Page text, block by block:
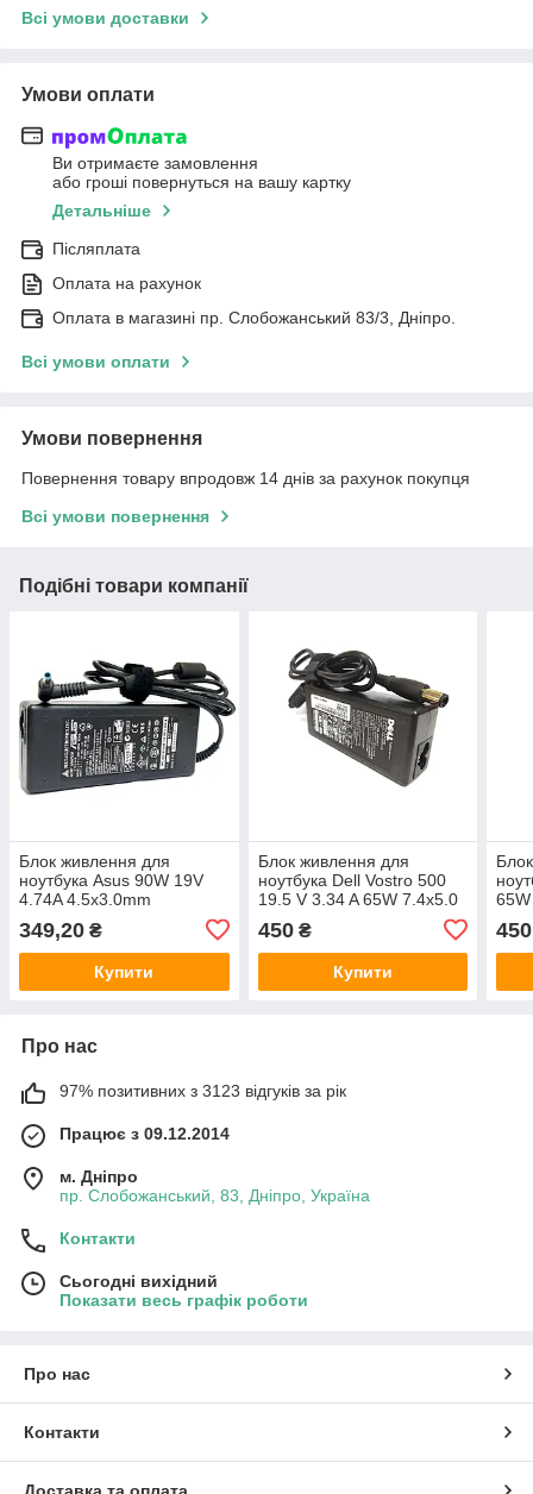
Всі умови доставки
Умови оплати
Ви отримаєте замовлення
або гроші повернуться на вашу картку
Детальніше
Післяплата
Оплата на рахунок
Оплата в магазині пр. Слобожанський 83/3, Дніпро.
Всі умови оплати
Умови повернення
Повернення товару впродовж 14 днів за рахунок покупця
Всі умови повернення
Подібні товари компанії
Блок живлення для
ноутбука Asus 90W 19V
4.74A 4.5x3.0mm
349,20 ₴
Купити
Блок живлення для
ноутбука Dell Vostro 500
19.5 V 3.34 A 65W 7.4x5.0
450₴
Купити
450
Про нас
97% позитивних з 3123 відгуків за рік
Працює з 09.12.2014
м. Дніпро
пр. Слобожанський, 83, Дніпро, Україна
Контакти
Сьогодні вихідний
Показати весь графік роботи
Про нас
Контакти